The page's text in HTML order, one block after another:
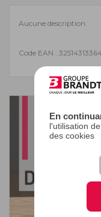
En
l'utilisation
des cookies
Aucune description.
Code EAN :